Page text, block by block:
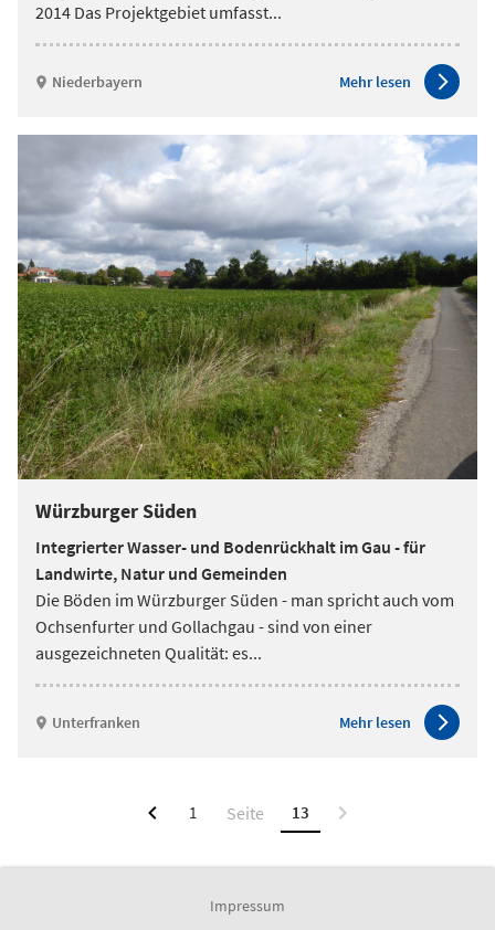
2014 Das Projektgebiet umfasst...
Niederbayern Mehr lesen
Würzburger Süden
Integrierter Wasser- und Bodenrückhalt im Gau - für
Landwirte, Natur und Gemeinden
Die Böden im Würzburger Süden - man spricht auch vom
Ochsenfurter und Gollachgau - sind von einer
ausgezeichneten Qualität: es...
Unterfranken Mehr lesen
1 13
Impressum